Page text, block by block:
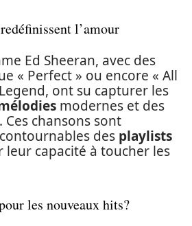
l’amour
Ed Sheeran, avec des
« Perfect » ou encore « All
ont su capturer les
modernes et des
Ces chansons sont
des playlists
leur capacité à toucher les
les nouveaux hits?